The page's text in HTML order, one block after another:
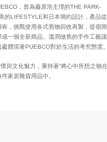
，曾為藤原浩主理的THE PARK-
的LIFESTYLE和日本簡約設計，產品從
，挑戰使用各式舊物回收再製，提倡簡
一個全新商品。溫潤做舊的手作工藝
體現著PUEBCO對於生活的考究態度。
與文化魅力，秉持著“將心中所想之物
家居雜貨用品中。